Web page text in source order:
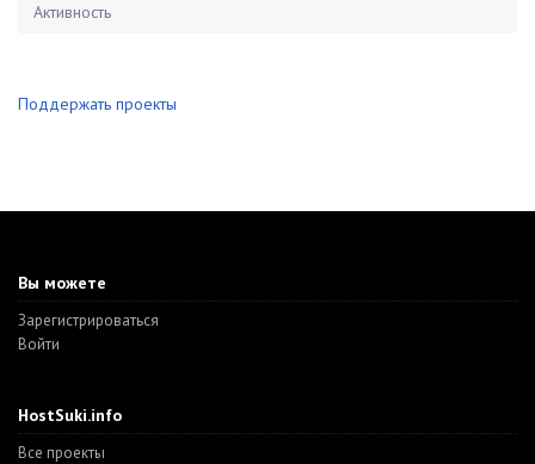
Активность
Поддержать проекты
Вы можете
Зарегистрироваться
Войти
HostSuki.info
Все проекты